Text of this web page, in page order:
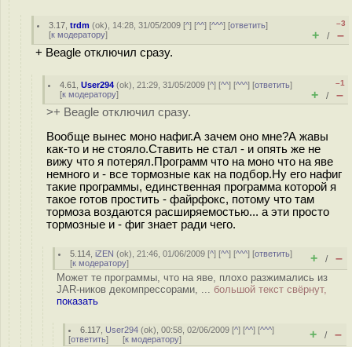
3.17 ,trdm (ok), 14:28, 31/05/2009 [^] [^^] [^^^] [ответить]
[к модератору]
–3
+ / –
+ Beagle отключил сразу.
4.61 ,User294 (ok), 21:29, 31/05/2009 [^] [^^] [^^^] [ответить]
[к модератору]
–1
+ / –
>+ Beagle отключил сразу.
Вообще вынес моно нафиг.А зачем оно мне?А жавы
как-то и не стояло.Ставить не стал - и опять же не
вижу что я потерял.Программ что на моно что на яве
немного и - все тормозные как на подбор.Ну его нафиг
такие программы, единственная программа которой я
такое готов простить - файрфокс, потому что там
тормоза воздаются расширяемостью... а эти просто
тормозные и - фиг знает ради чего.
5.114 ,iZEN (ok), 21:46, 01/06/2009 [^] [^^] [^^^] [ответить]
[к модератору] + / –
Может те программы, что на яве, плохо разжимались из
JAR-ников декомпрессорами, ... большой текст свёрнут,
показать
6.117 User294 (ok), 00:58, 02/06/2009 [^] [^^] [^^^]
[ответить] [к модератору] + / –